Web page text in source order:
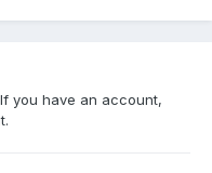
you have an account,